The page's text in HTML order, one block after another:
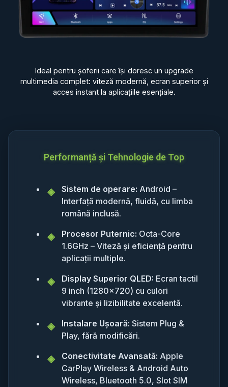
Ideal pentru șoferii care își doresc un upgrade
multimedia complet: viteză modernă, ecran superior și
acces instant la aplicațiile esențiale.
Performanță și Tehnologie de Top
Sistem de operare: Android –
Interfață modernă, fluidă, cu limba
română inclusă.
Procesor Puternic: Octa-Core
1.6GHz – Viteză și eficiență pentru
aplicații multiple.
Display Superior QLED: Ecran tactil
9 inch (1280x720) cu culori
vibrante și lizibilitate excelentă.
Instalare Ușoară: Sistem Plug &
Play, fără modificări.
Conectivitate Avansată: Apple
CarPlay Wireless & Android Auto
Wireless, Bluetooth 5.0, Slot SIM